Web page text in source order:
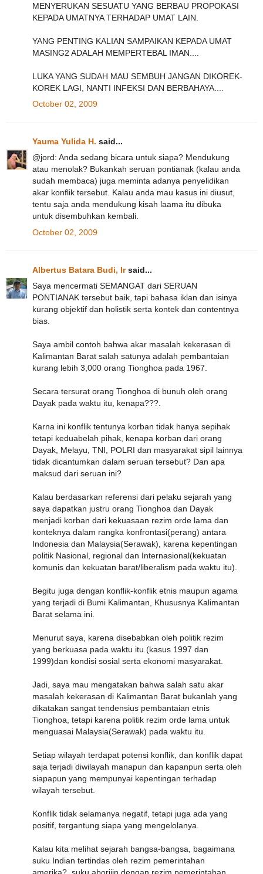
MENYERUKAN SESUATU YANG BERBAU PROPOKASI
KEPADA UMATNYA TERHADAP UMAT LAIN.
YANG PENTING KALIAN SAMPAIKAN KEPADA UMAT
MASING2 ADALAH MEMPERTEBAL IMAN....
LUKA YANG SUDAH MAU SEMBUH JANGAN DIKOREK-
KOREK LAGI, NANTI INFEKSI DAN BERBAHAYA....
October 02, 2009
Yauma Yulida H. said...
@jord: Anda sedang bicara untuk siapa? Mendukung
atau menolak? Bukankah seruan pontianak (kalau anda
sudah membaca) juga meminta adanya penyelidikan
akar konflik tersebut. Kalau anda mau kasus ini diusut,
tentu saja anda mendukung kisah laama itu dibuka
untuk disembuhkan kembali.
October 02, 2009
Albertus Batara Budi, Irsaid...
Saya mencermati SEMANGAT dari SERUAN
PONTIANAK tersebut baik, tapi bahasa iklan dan isinya
kurang objektif dan holistik serta kontek dan contentnya
bias.
Saya ambil contoh bahwa akar masalah kekerasan di
Kalimantan Barat salah satunya adalah pembantaian
kurang lebih 3,000 orang Tionghoa pada 1967.
Secara tersurat orang Tionghoa di bunuh oleh orang
Dayak pada waktu itu, kenapa???.
Karna ini konflik tentunya korban tidak hanya sepihak
tetapi keduabelah pihak, kenapa korban dari orang
Dayak, Melayu, TNI, POLRI dan masyarakat sipil lainnya
tidak dicantumkan dalam seruan tersebut? Dan apa
maksud dari seruan ini?
Kalau berdasarkan referensi dari pelaku sejarah yang
saya dapatkan justru orang Tionghoa dan Dayak
menjadi korban dari kekuasaan rezim orde lama dan
konteknya dalam rangka konfrontasi(perang) antara
Indonesia dan Malaysia(Serawak), karena kepentingan
politik Nasional, regional dan Internasional(kekuatan
komunis dan kekuatan barat/liberalism pada waktu itu).
Begitu juga dengan konflik-konflik etnis maupun agama
yang terjadi di Bumi Kalimantan, Khususnya Kalimantan
Barat selama ini.
Menurut saya, karena disebabkan oleh politik rezim
yang berkuasa pada waktu itu (kasus 1997 dan
1999)dan kondisi sosial serta ekonomi masyarakat.
Jadi, saya mau mengatakan bahwa salah satu akar
masalah kekerasan di Kalimantan Barat bukanlah yang
dikatakan sangat tendensius pembantaian etnis
Tionghoa, tetapi karena politik rezim orde lama untuk
menguasai Malaysia(Serawak) pada waktu itu.
Setiap wilayah terdapat potensi konflik, dan konflik dapat
saja terjadi diwilayah manapun dan kapanpun serta oleh
siapapun yang mempunyai kepentingan terhadap
wilayah tersebut.
Konflik tidak selamanya negatif, tetapi juga ada yang
positif, tergantung siapa yang mengelolanya.
Kalau kita melihat sejarah bangsa-bangsa, bagaimana
suku Indian tertindas oleh rezim pemerintahan